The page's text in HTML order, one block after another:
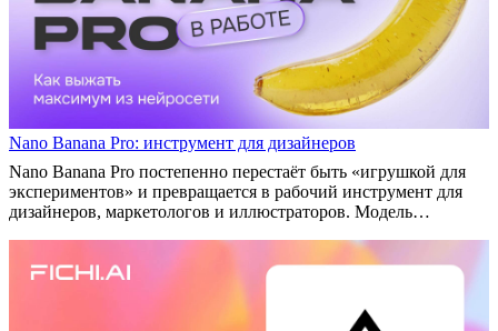
Nano Banana Pro: инструмент для дизайнеров
Nano Banana Pro постепенно перестаёт быть «игрушкой для
экспериментов» и превращается в рабочий инструмент для
дизайнеров, маркетологов и иллюстраторов. Модель…